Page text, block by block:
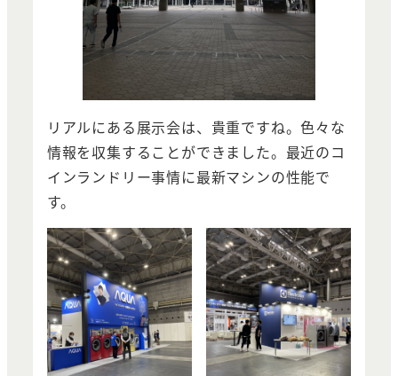
リアルにある展示会は、貴重ですね。色々な
情報を収集することができました。最近のコ
インランドリー事情に最新マシンの性能で
す。